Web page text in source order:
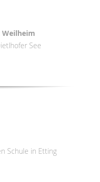
Weilheim
See
Schule in Etting